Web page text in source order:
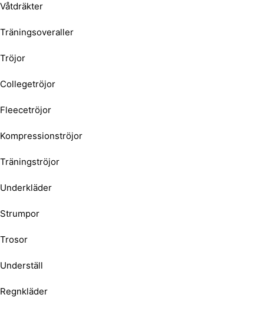
Våtdräkter
Träningsoveraller
Tröjor
Collegetröjor
Fleecetröjor
Kompressionströjor
Träningströjor
Underkläder
Strumpor
Trosor
Underställ
Regnkläder